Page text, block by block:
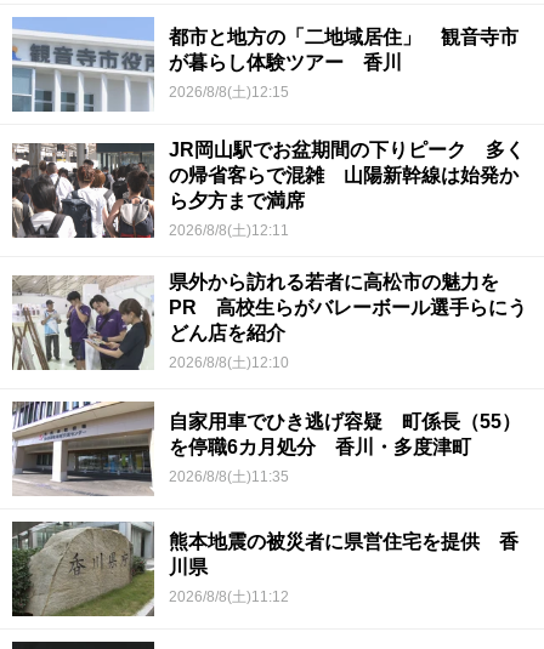
都市と地方の「二地域居住」 観音寺市
が暮らし体験ツアー 香川
2026/8/8(土)12:15
JR岡山駅でお盆期間の下りピーク 多く
の帰省客らで混雑 山陽新幹線は始発か
ら夕方まで満席
2026/8/8(土)12:11
県外から訪れる若者に高松市の魅力を
PR 高校生らがバレーボール選手らにう
どん店を紹介
2026/8/8(土)12:10
自家用車でひき逃げ容疑 町係長（55）
を停職6カ月処分 香川・多度津町
2026/8/8(土)11:35
熊本地震の被災者に県営住宅を提供 香
川県
2026/8/8(土)11:12